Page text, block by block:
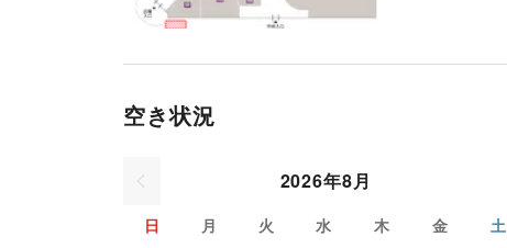
空き状況
2026年8月
日 月 火 水 木 金 土